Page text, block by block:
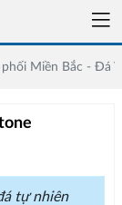
Miền Bắc - Đá
tự nhiên